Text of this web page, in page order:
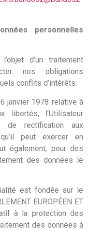
personnelles
d’un traitement
nos obligations
conflits d’intérêts.
janvier 1978 relative à
libertés, l’Utilisateur
de rectification aux
peut exercer en
également, pour des
des données le
est fondée sur le
EUROPÉEN ET
à la protection des
des données à